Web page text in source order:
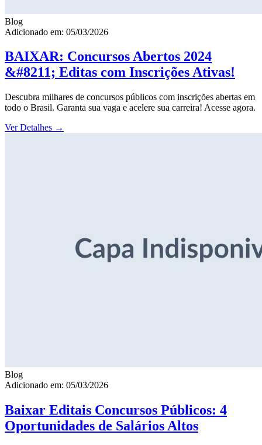
Blog
Adicionado em: 05/03/2026
BAIXAR: Concursos Abertos 2024
&#8211; Editas com Inscrições Ativas!
Descubra milhares de concursos públicos com inscrições abertas em
todo o Brasil. Garanta sua vaga e acelere sua carreira! Acesse agora.
Ver Detalhes →
Blog
Adicionado em: 05/03/2026
Baixar Editais Concursos Públicos: 4
Oportunidades de Salários Altos